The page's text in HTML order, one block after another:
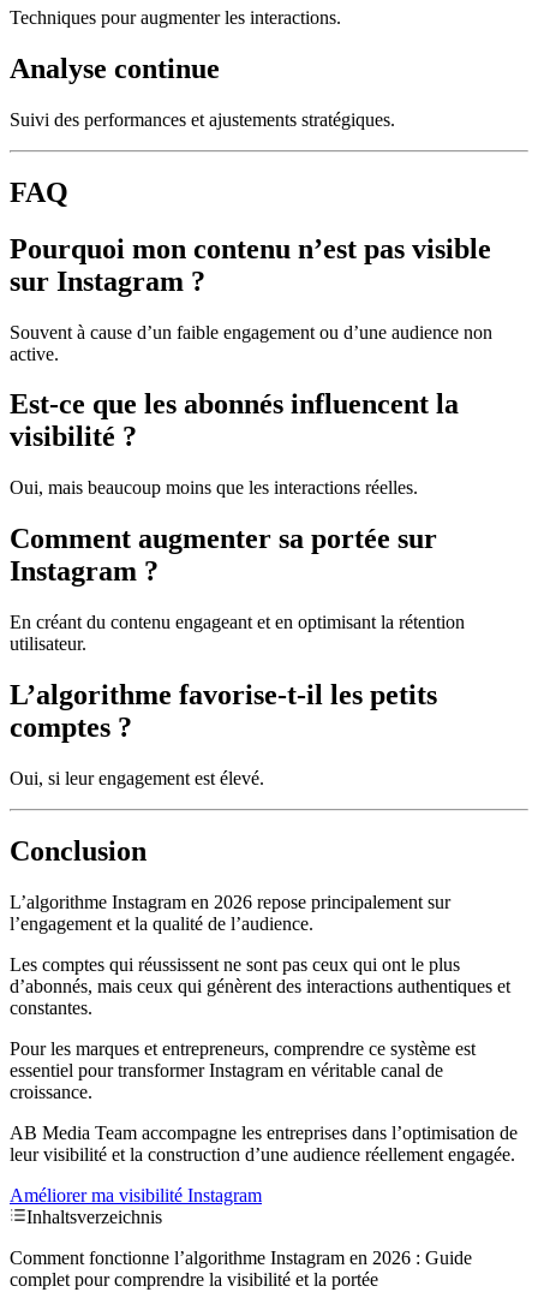
Techniques pour augmenter les interactions.
Analyse continue
Suivi des performances et ajustements stratégiques.
FAQ
Pourquoi mon contenu n’est pas visible
sur Instagram ?
Souvent à cause d’un faible engagement ou d’une audience non
active.
Est-ce que les abonnés influencent la
visibilité ?
Oui, mais beaucoup moins que les interactions réelles.
Comment augmenter sa portée sur
Instagram ?
En créant du contenu engageant et en optimisant la rétention
utilisateur.
L’algorithme favorise-t-il les petits
comptes ?
Oui, si leur engagement est élevé.
Conclusion
L’algorithme Instagram en 2026 repose principalement sur
l’engagement et la qualité de l’audience.
Les comptes qui réussissent ne sont pas ceux qui ont le plus
d’abonnés, mais ceux qui génèrent des interactions authentiques et
constantes.
Pour les marques et entrepreneurs, comprendre ce système est
essentiel pour transformer Instagram en véritable canal de
croissance.
AB Media Team accompagne les entreprises dans l’optimisation de
leur visibilité et la construction d’une audience réellement engagée.
Améliorer ma visibilité Instagram
Inhaltsverzeichnis
Comment fonctionne l’algorithme Instagram en 2026 : Guide
complet pour comprendre la visibilité et la portée